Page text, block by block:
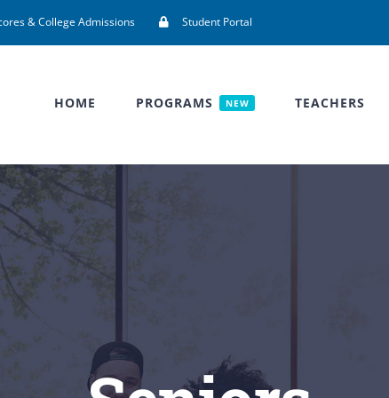
& College Admissions Student Portal
HOME PROGRAMS NEW TEACHERS